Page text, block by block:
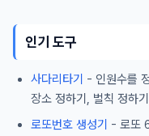
인기 도구
사다리타기 - 인원수를
장소 정하기, 벌칙 정하
로또번호 생성기 - 로또